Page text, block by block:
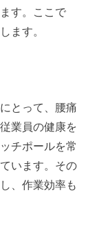
す。ここで
ます。
とって、腰痛
業員の健康を
チポールを常
います。その
、作業効率も